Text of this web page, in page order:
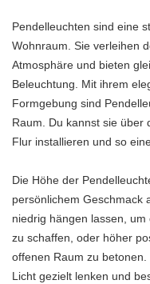
Pendelleuchten sind eine
Wohnraum. Sie verleihen
Atmosphäre und bieten
Beleuchtung. Mit ihrem
Formgebung sind
Raum. Du kannst sie über
Flur installieren und so
Die Höhe der
persönlichem Geschmack
niedrig hängen lassen,
zu schaffen, oder höher
offenen Raum zu
Licht gezielt lenken und